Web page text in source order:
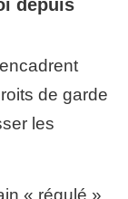
depuis
de garde
les
« régulé »